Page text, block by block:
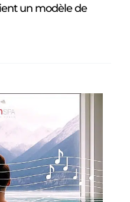
un modèle de